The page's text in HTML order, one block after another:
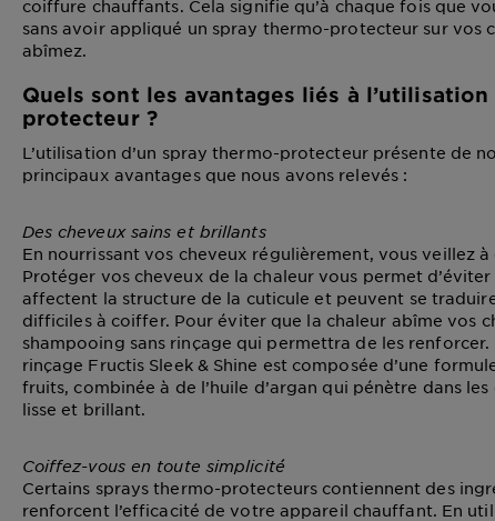
coiffure chauffants. Cela signifie qu’à chaque fois que
sans avoir appliqué un spray thermo-protecteur sur vos
abîmez.
Quels sont les avantages liés à l’utilisation
protecteur ?
L’utilisation d’un spray thermo-protecteur présente de
principaux avantages que nous avons relevés :
Des cheveux sains et brillants
En nourrissant vos cheveux régulièrement, vous veillez à
Protéger vos cheveux de la chaleur vous permet
affectent la structure de la cuticule et peuvent se
difficiles à coiffer. Pour éviter que la chaleur abîme vos
shampooing sans rinçage qui permettra de les
rinçage Fructis Sleek & Shine est composée d’une
fruits, combinée à de l’huile d’argan qui pénètre dans
lisse et brillant.
Coiffez-vous en toute simplicité
Certains sprays thermo-protecteurs contiennent des
renforcent l’efficacité de votre appareil chauffant. En